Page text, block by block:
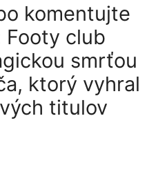
komentujte
club
smrťou
ktorý vyhral
titulov